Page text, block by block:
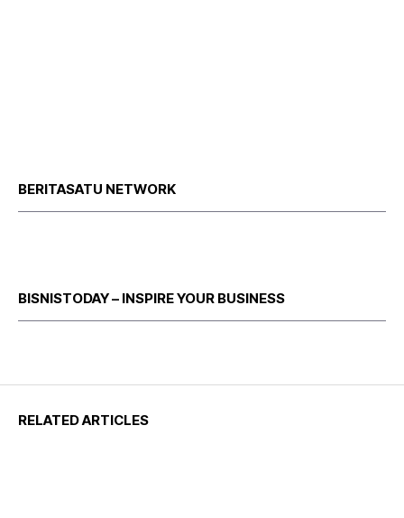
BERITASATU NETWORK
BISNISTODAY – INSPIRE YOUR BUSINESS
RELATED ARTICLES